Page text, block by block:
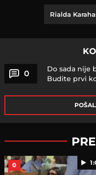
Rialda
0
Do sada nije
Budite prvi
0